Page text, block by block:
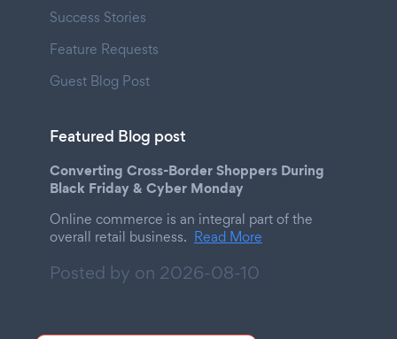
Success Stories
Feature Requests
Guest Blog Post
Featured Blog post
Converting Cross-Border Shoppers During
Black Friday & Cyber Monday
Online commerce is an integral part of the
overall retail business. Read More
Posted by on 2026-08-10